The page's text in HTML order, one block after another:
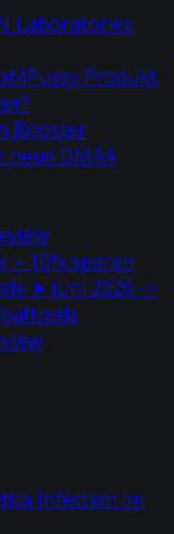
Laboratories
Produkt
Booster
neue DMAA
– 10% sparen
➤ Juni 2026 ->
Infection im